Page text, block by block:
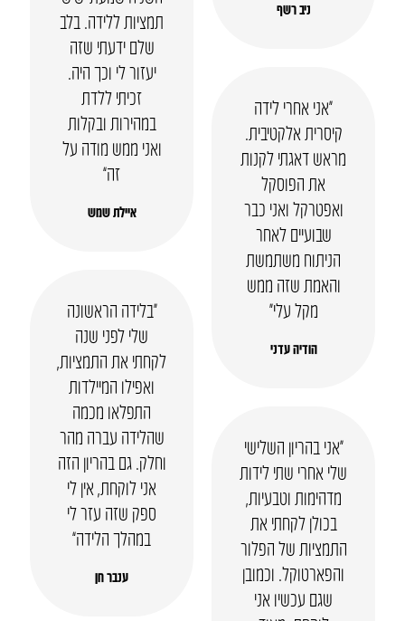
ניב רשף
תמציות ללידה. בלב
שלם ידעתי שזה
יעזור לי וכך היה.
זכיתי ללדת
במהירות ובקלות
ואני ממש מודה על
זה”
איילת שמש
“אני אחרי לידה
קיסרית אלקטיבית.
מראש דאגתי לקנות
את הפוסקל
ואפטרקל ואני כבר
שבועיים לאחר
הניתוח משתמשת
והאמת שזה ממש
מקל עלי״
הודיה עדני
“בלידה הראשונה
שלי לפני שנה
לקחתי את התמציות,
ואפילו המיילדות
התפלאו מכמה
שהלידה עברה מהר
וחלק. גם בהריון הזה
אני לוקחת, אין לי
ספק שזה עזר לי
במהלך הלידה”
ענבר חן
“אני בהריון השלישי
שלי אחרי שתי לידות
מדהימות וטבעיות,
בכולן לקחתי את
התמציות של הפלור
והפארטוקל. וכמובן
שגם עכשיו אני